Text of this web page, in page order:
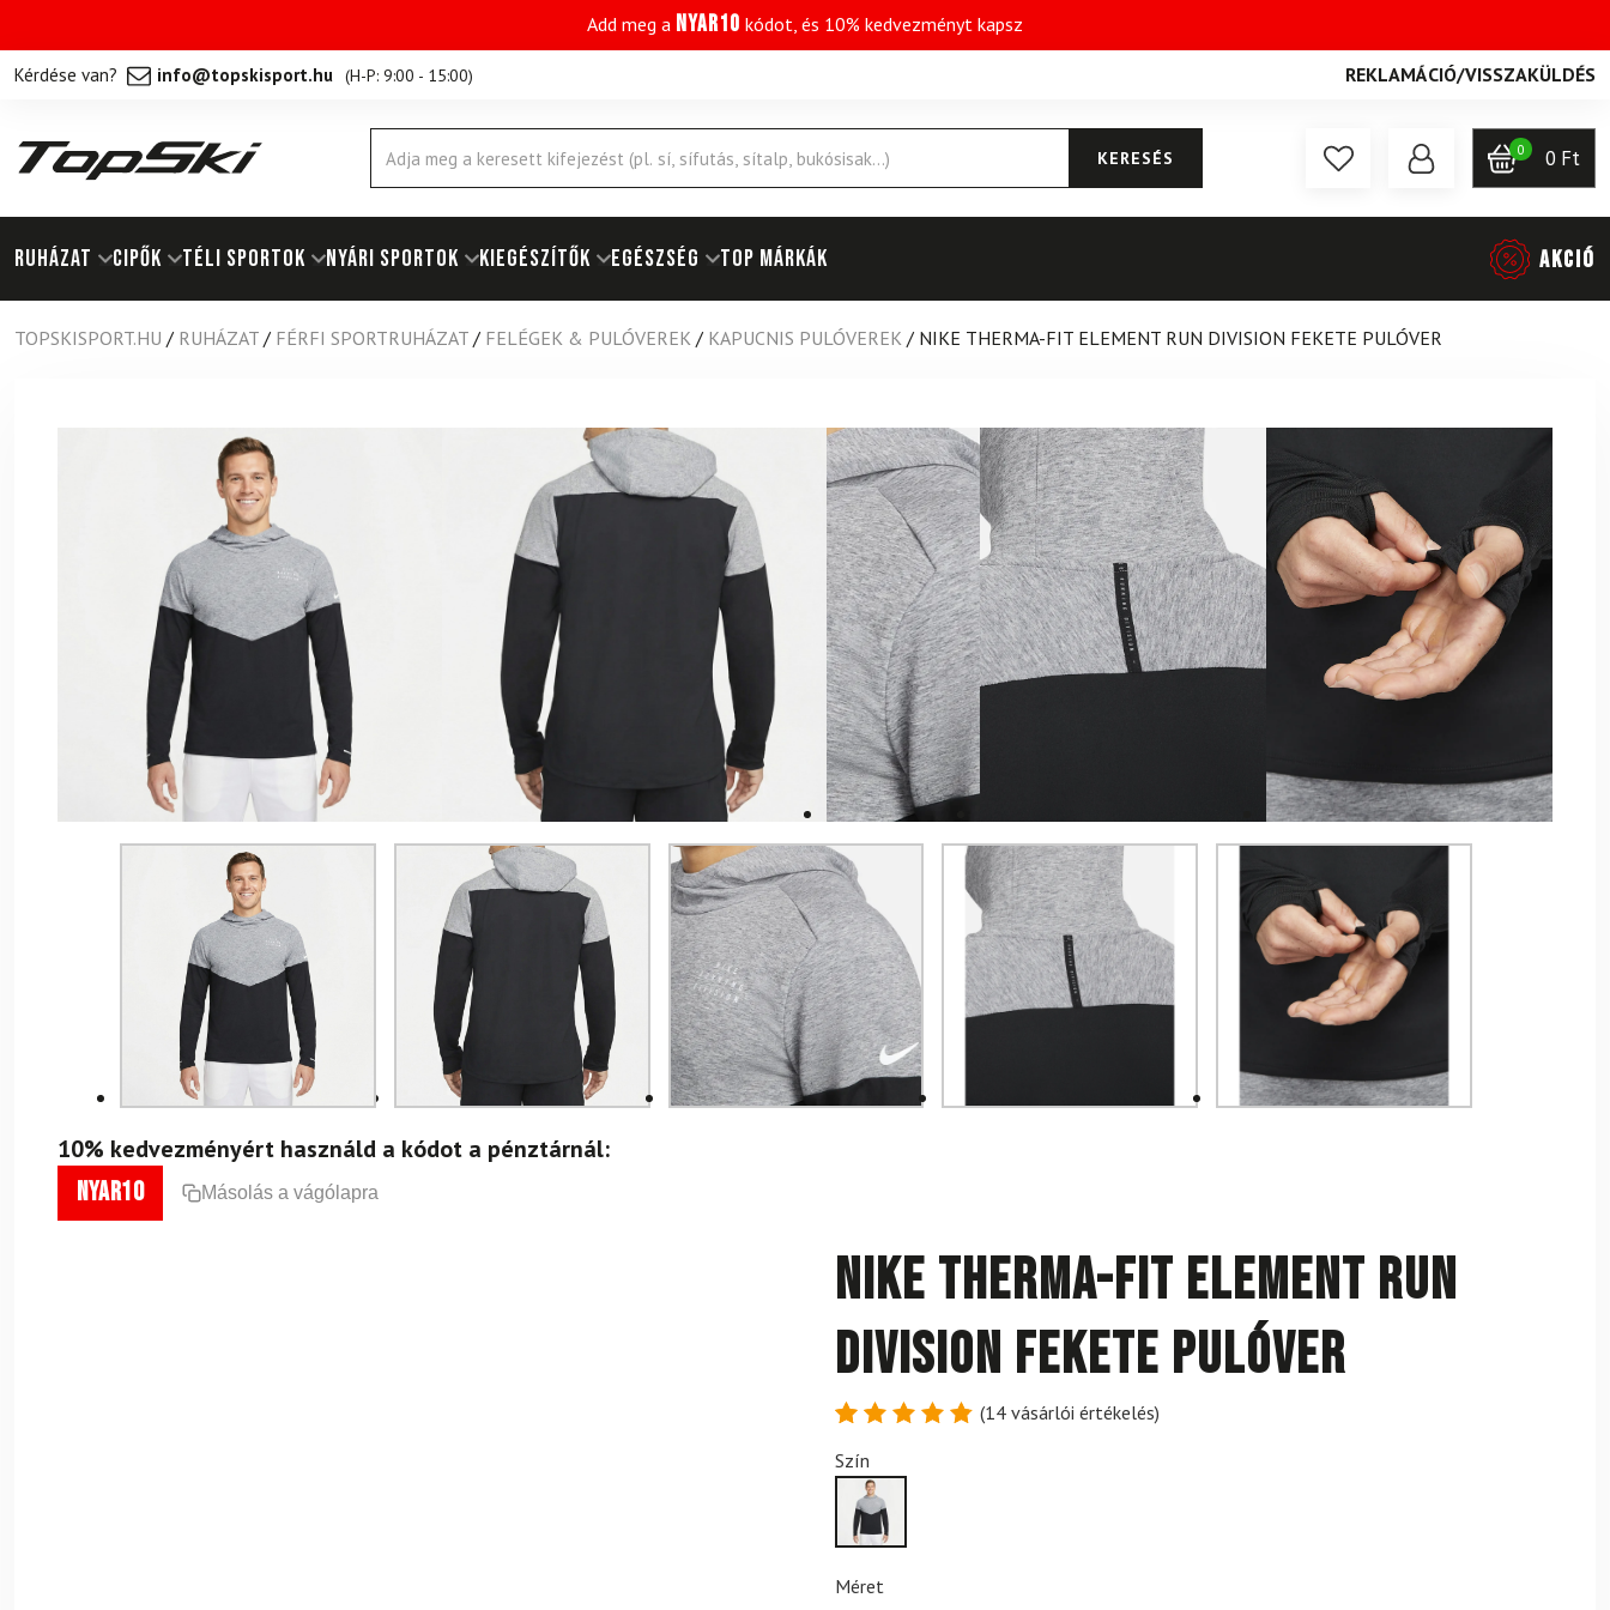
Add meg a NYAR10 kódot, és 10% kedvezményt kapsz
Kérdése van? info@topskisport.hu (H-P: 9:00 - 15:00) REKLAMÁCIÓ/VISSZAKÜLDÉS
Products
search
KERESÉS 0 0 Ft
RUHÁZAT Cipők TÉLI SPORTOK NYÁRI SPORTOK KIEGÉSZÍTŐK EGÉSZSÉG Top márkák AKCIÓ
TOPSKISPORT.HU / RUHÁZAT / FÉRFI SPORTRUHÁZAT / FELÉGEK & PULÓVEREK / KAPUCNIS PULÓVEREK / NIKE THERMA-FIT ELEMENT RUN DIVISION FEKETE PULÓVER
10% kedvezményért használd a kódot a pénztárnál:
nyar10 Másolás a vágólapra
NIKE Therma-FIT Element Run
Division fekete pulóver
4.86
5-ből,
értékelés
alapján
(14vásárlói értékelés)
Szín
Méret